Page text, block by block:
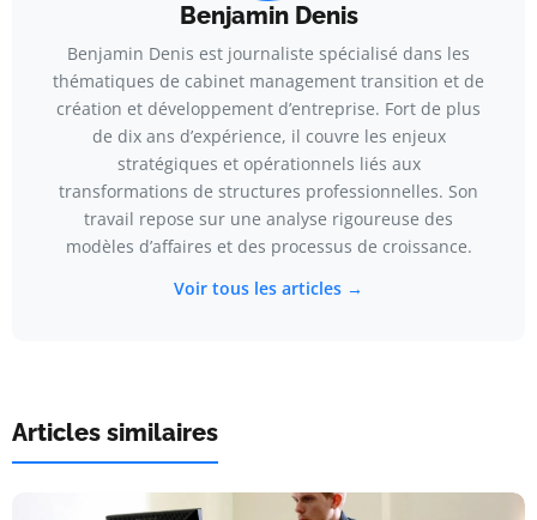
Benjamin Denis
Benjamin Denis est journaliste spécialisé dans les
thématiques de cabinet management transition et de
création et développement d’entreprise. Fort de plus
de dix ans d’expérience, il couvre les enjeux
stratégiques et opérationnels liés aux
transformations de structures professionnelles. Son
travail repose sur une analyse rigoureuse des
modèles d’affaires et des processus de croissance.
Voir tous les articles →
Articles similaires